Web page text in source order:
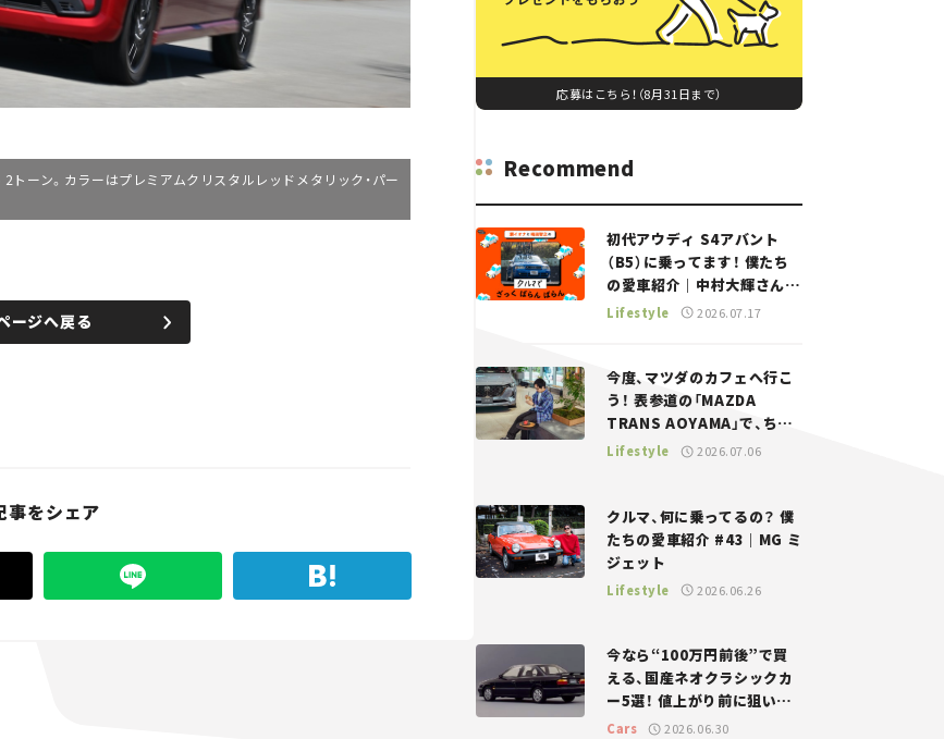
ーン。カラーはプレミアムクリスタルレッドメタリック・パー
ージへ戻る
事をシェア
応募はこちら！（8月31日まで）
Recommend
初代アウディ S4アバント
（B5）に乗ってます！ 僕たち
の愛車紹介｜中村大輝さん
——瀬イオナと嶋田智之の
Lifestyle 2026.07.17
今度、マツダのカフェへ行こ
う！ 表参道の「MAZDA
TRANS AOYAMA」で、ちょ
っとひと息。——連載｜CCG
Lifestyle 2026.07.06
クルマ、何に乗ってるの？ 僕
たちの愛車紹介 #43｜MG ミ
ジェット
Lifestyle 2026.06.26
今なら“100万円前後”で買
える、国産ネオクラシックカ
ー5選！ 値上がり前に狙いた
い、中古車探しをお手伝い――ち
Cars 2026.06.30